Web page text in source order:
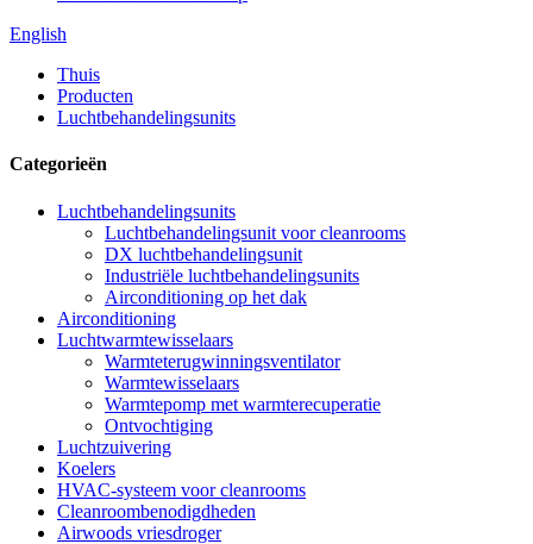
English
Thuis
Producten
Luchtbehandelingsunits
Categorieën
Luchtbehandelingsunits
Luchtbehandelingsunit voor cleanrooms
DX luchtbehandelingsunit
Industriële luchtbehandelingsunits
Airconditioning op het dak
Airconditioning
Luchtwarmtewisselaars
Warmteterugwinningsventilator
Warmtewisselaars
Warmtepomp met warmterecuperatie
Ontvochtiging
Luchtzuivering
Koelers
HVAC-systeem voor cleanrooms
Cleanroombenodigdheden
Airwoods vriesdroger